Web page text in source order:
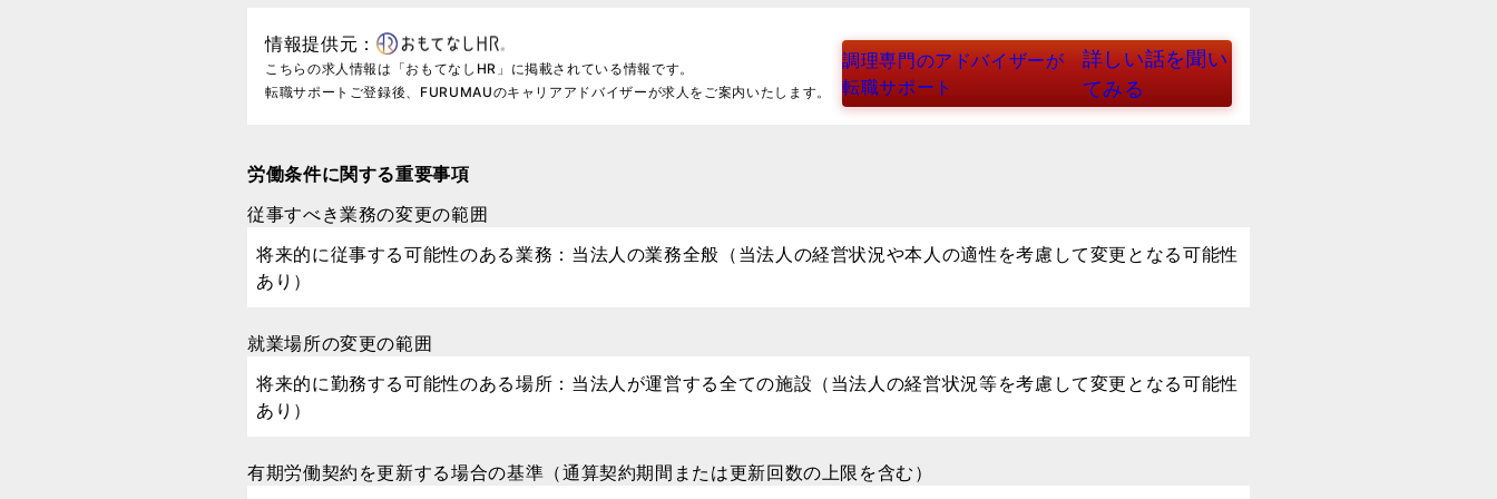
情報提供元：
こちらの求人情報は「おもてなしHR」に掲載されている情報です。
転職サポートご登録後、FURUMAUのキャリアアドバイザーが求人をご案内いたします。
調理専門のアドバイザーが
転職サポート
詳しい話を聞い
てみる
労働条件に関する重要事項
従事すべき業務の変更の範囲
将来的に従事する可能性のある業務：当法人の業務全般（当法人の経営状況や本人の適性を考慮して変更となる可能性
あり）
就業場所の変更の範囲
将来的に勤務する可能性のある場所：当法人が運営する全ての施設（当法人の経営状況等を考慮して変更となる可能性
あり）
有期労働契約を更新する場合の基準（通算契約期間または更新回数の上限を含む）